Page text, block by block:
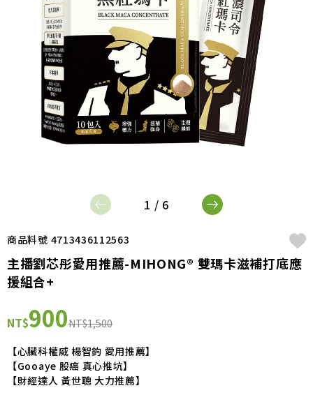
1 / 6
商品料號 4713436112563
主播劉芯彤愛用推薦-MIHONG® 雙瑪卡滋補打底應
援組合+
NT$900NT$1,500
【心臟科權威 楊智鈞 愛用推薦】
【Gooaye 股癌 真心推坑】
【財經達人 黃世聰 大力推薦】